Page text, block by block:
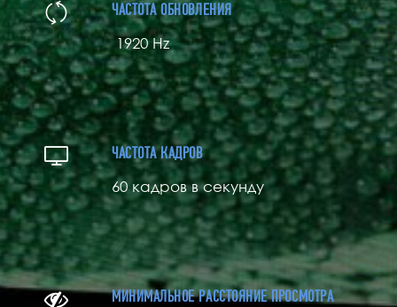
ЧАСТОТА ОБНОВЛЕНИЯ
1920 Hz
ЧАСТОТА КАДРОВ
60 кадров в секунду
МИНИМАЛЬНОЕ РАССТОЯНИЕ ПРОСМОТРА